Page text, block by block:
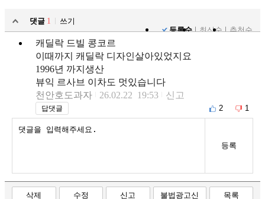
댓글 1
쓰기
등록순
최신순 추천순
캐딜락 드빌 콩코르
이때까지 캐딜락 디자인살아있었지요
1996년 까지생산
뷰익 르사브 이차도 멋있습니다
천안호도과자
26.02.22 19:53 신고
답댓글 2 1
등록
삭제 수정 신고 불법광고신 목록